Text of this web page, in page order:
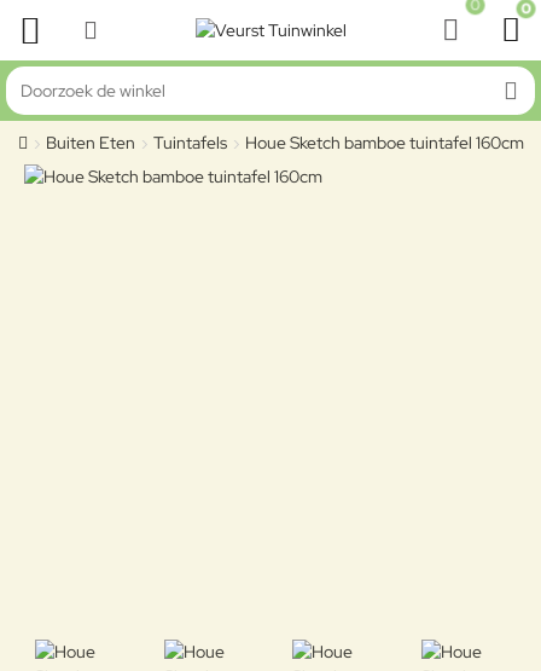
0 0
Doorzoek de winkel
home
Buiten Eten Tuintafels Houe Sketch bamboe tuintafel 160cm